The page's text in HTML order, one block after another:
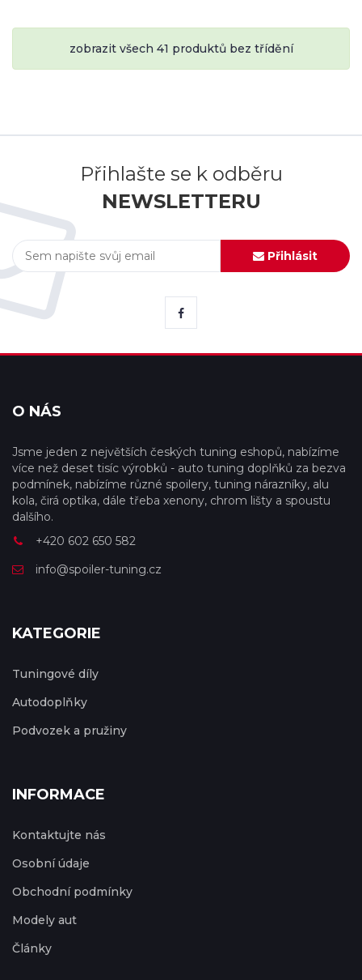
zobrazit všech 41 produktů bez třídění
Přihlašte se k odběru
NEWSLETTERU
Přihlásit
O NÁS
Jsme jeden z největších českých tuning eshopů, nabízíme
více než deset tisíc výrobků - auto tuning doplňků za bezva
podmínek, nabízíme různé spoilery, tuning nárazníky, alu
kola, čirá optika, dále třeba xenony, chrom lišty a spoustu
dalšího.
+420 602 650 582
info@spoiler-tuning.cz
KATEGORIE
Tuningové díly
Autodoplňky
Podvozek a pružiny
INFORMACE
Kontaktujte nás
Osobní údaje
Obchodní podmínky
Modely aut
Články